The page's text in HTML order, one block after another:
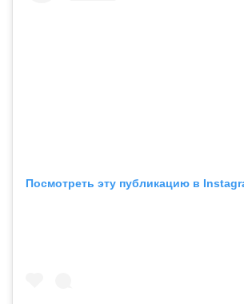
Посмотреть эту публикацию в